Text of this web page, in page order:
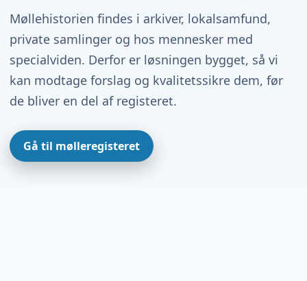
Møllehistorien findes i arkiver, lokalsamfund,
private samlinger og hos mennesker med
specialviden. Derfor er løsningen bygget, så vi
kan modtage forslag og kvalitetssikre dem, før
de bliver en del af registeret.
Gå til mølleregisteret